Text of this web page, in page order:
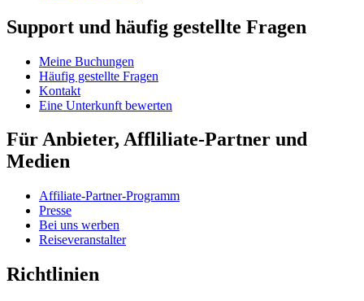
Support und häufig gestellte Fragen
Meine Buchungen
Häufig gestellte Fragen
Kontakt
Eine Unterkunft bewerten
Für Anbieter, Affliliate-Partner und
Medien
Affiliate-Partner-Programm
Presse
Bei uns werben
Reiseveranstalter
Richtlinien